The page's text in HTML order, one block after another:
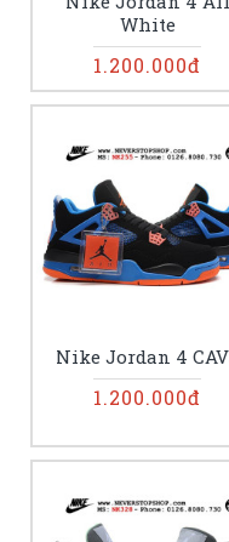
White
1.200.000đ
Nike Jordan 4
1.200.000đ